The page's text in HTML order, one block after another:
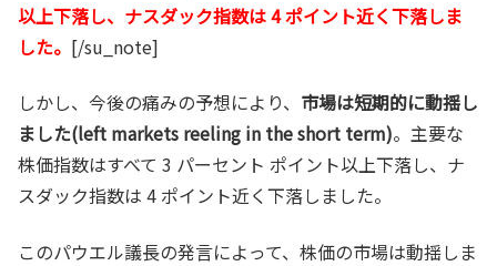
以上下落し、ナスダック指数は 4 ポイント近く下落しま
した。 [/su_note]
しかし、今後の痛みの予想により、 市場は短期的に動揺し
ました(left markets reeling in the short term)。主要な
株価指数はすべて 3 パーセント ポイント以上下落し、ナ
スダック指数は 4 ポイント近く下落しました。
このパウエル議長の発言によって、株価の市場は動揺しま